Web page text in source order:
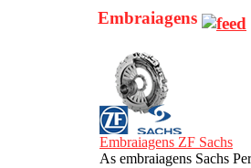
Embraiagens
Embraiagens ZF Sachs
As embraiagens Sachs